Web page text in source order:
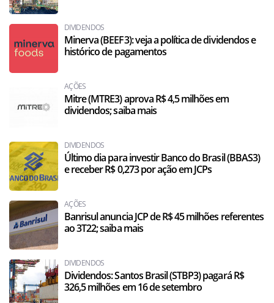
DIVIDENDOS
Minerva (BEEF3): veja a política de dividendos e
histórico de pagamentos
AÇÕES
Mitre (MTRE3) aprova R$ 4,5 milhões em
dividendos; saiba mais
DIVIDENDOS
Último dia para investir Banco do Brasil (BBAS3)
e receber R$ 0,273 por ação em JCPs
AÇÕES
Banrisul anuncia JCP de R$ 45 milhões referentes
ao 3T22; saiba mais
DIVIDENDOS
Dividendos: Santos Brasil (STBP3) pagará R$
326,5 milhões em 16 de setembro